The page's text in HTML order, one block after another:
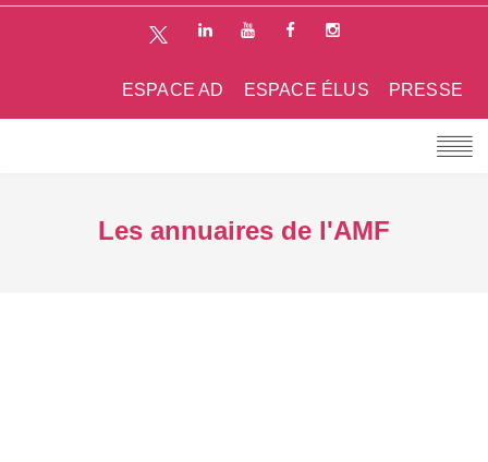
PRESSE
ESPACE ÉLUS
ESPACE AD
Les annuaires de l'AMF